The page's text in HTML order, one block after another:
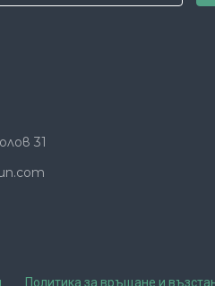
31
Политика за връщане и